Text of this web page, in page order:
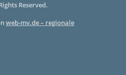
Reserved.
web-mv.de – regionale